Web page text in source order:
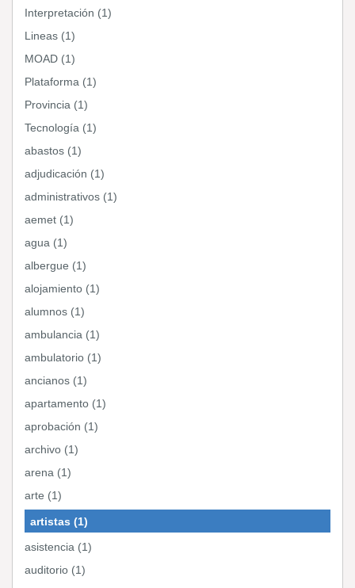
Interpretación (1)
Lineas (1)
MOAD (1)
Plataforma (1)
Provincia (1)
Tecnología (1)
abastos (1)
adjudicación (1)
administrativos (1)
aemet (1)
agua (1)
albergue (1)
alojamiento (1)
alumnos (1)
ambulancia (1)
ambulatorio (1)
ancianos (1)
apartamento (1)
aprobación (1)
archivo (1)
arena (1)
arte (1)
artistas (1)
asistencia (1)
auditorio (1)